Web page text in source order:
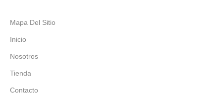
Mapa Del Sitio
Inicio
Nosotros
Tienda
Contacto